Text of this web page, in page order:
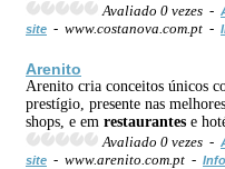
Avaliado 0 vezes -
site - www.costanova.com.pt -
Arenito
Arenito cria conceitos únicos
prestígio, presente nas
shops, e em restaurantes e
Avaliado 0 vezes -
site - www.arenito.com.pt - Info